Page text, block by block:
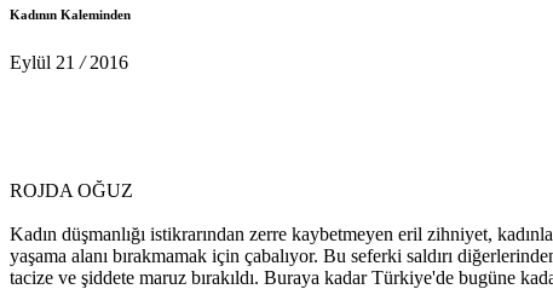
Ayrılmak isteyen kadına saldırarak yaraladı
14:57 05/12/2016
Kadının Kaleminden
Eylül 21 /2016
ROJDA OĞUZ
Kadın düşmanlığı istikrarından zerre kaybetmeyen eril zihniyet,
yaşama alanı bırakmamak için çabalıyor. Bu seferki saldırı
tacize ve şiddete maruz bırakıldı. Buraya kadar Türkiye'de bugüne